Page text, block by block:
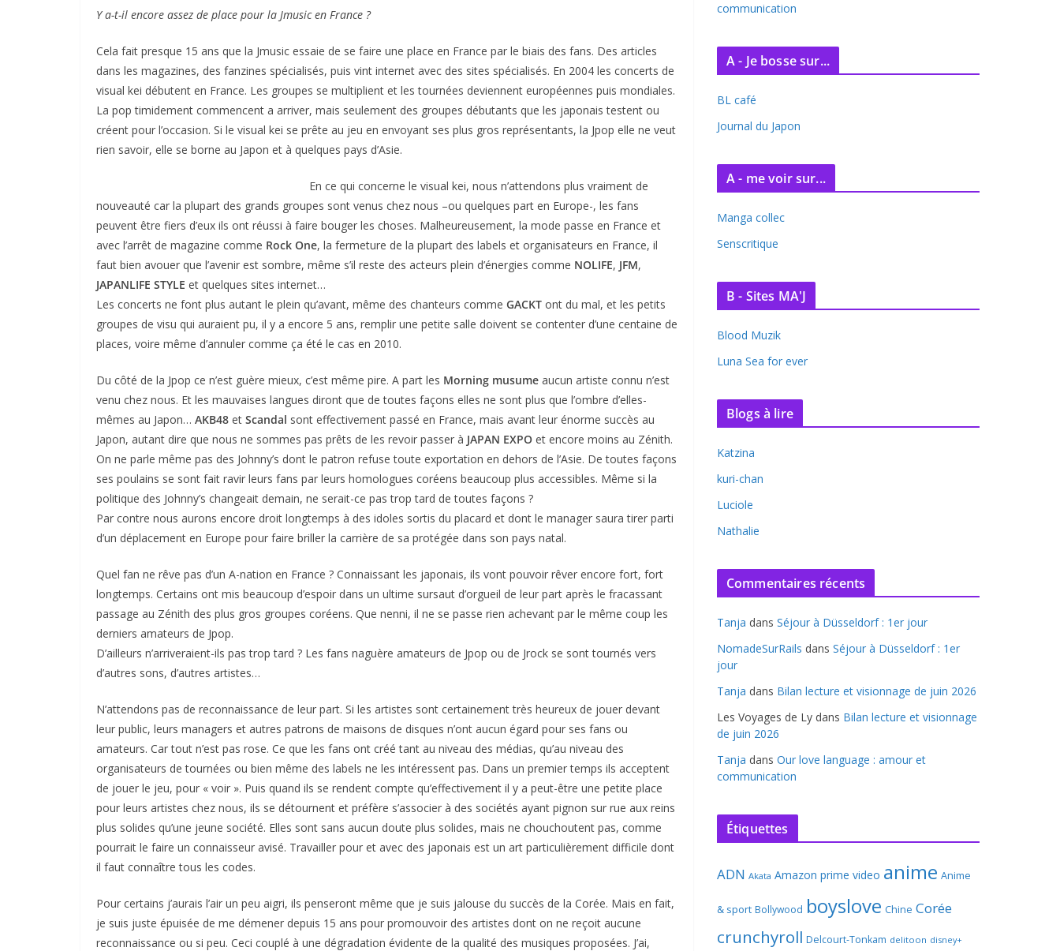
Y a-t-il encore assez de place pour la Jmusic en France ?
Cela fait presque 15 ans que la Jmusic essaie de se faire une place en France par le biais des fans. Des articles
dans les magazines, des fanzines spécialisés, puis vint internet avec des sites spécialisés. En 2004 les concerts de
visual kei débutent en France. Les groupes se multiplient et les tournées deviennent européennes puis mondiales.
La pop timidement commencent a arriver, mais seulement des groupes débutants que les japonais testent ou
créent pour l’occasion. Si le visual kei se prête au jeu en envoyant ses plus gros représentants, la Jpop elle ne veut
rien savoir, elle se borne au Japon et à quelques pays d’Asie.
En ce qui concerne le visual kei, nous n’attendons plus vraiment de
nouveauté car la plupart des grands groupes sont venus chez nous –ou quelques part en Europe-, les fans
peuvent être fiers d’eux ils ont réussi à faire bouger les choses. Malheureusement, la mode passe en France et
avec l’arrêt de magazine comme Rock One, la fermeture de la plupart des labels et organisateurs en France, il
faut bien avouer que l’avenir est sombre, même s’il reste des acteurs plein d’énergies comme NOLIFE, JFM,
JAPANLIFE STYLE et quelques sites internet…
Les concerts ne font plus autant le plein qu’avant, même des chanteurs comme GACKT ont du mal, et les petits
groupes de visu qui auraient pu, il y a encore 5 ans, remplir une petite salle doivent se contenter d’une centaine de
places, voire même d’annuler comme ça été le cas en 2010.
Du côté de la Jpop ce n’est guère mieux, c’est même pire. A part les Morning musume aucun artiste connu n’est
venu chez nous. Et les mauvaises langues diront que de toutes façons elles ne sont plus que l’ombre d’elles-
mêmes au Japon… AKB48 et Scandal sont effectivement passé en France, mais avant leur énorme succès au
Japon, autant dire que nous ne sommes pas prêts de les revoir passer à JAPAN EXPO et encore moins au Zénith.
On ne parle même pas des Johnny’s dont le patron refuse toute exportation en dehors de l’Asie. De toutes façons
ses poulains se sont fait ravir leurs fans par leurs homologues coréens beaucoup plus accessibles. Même si la
politique des Johnny’s changeait demain, ne serait-ce pas trop tard de toutes façons ?
Par contre nous aurons encore droit longtemps à des idoles sortis du placard et dont le manager saura tirer parti
d’un déplacement en Europe pour faire briller la carrière de sa protégée dans son pays natal.
Quel fan ne rêve pas d’un A-nation en France ? Connaissant les japonais, ils vont pouvoir rêver encore fort, fort
longtemps. Certains ont mis beaucoup d’espoir dans un ultime sursaut d’orgueil de leur part après le fracassant
passage au Zénith des plus gros groupes coréens. Que nenni, il ne se passe rien achevant par le même coup les
derniers amateurs de Jpop.
D’ailleurs n’arriveraient-ils pas trop tard ? Les fans naguère amateurs de Jpop ou de Jrock se sont tournés vers
d’autres sons, d’autres artistes…
N’attendons pas de reconnaissance de leur part. Si les artistes sont certainement très heureux de jouer devant
leur public, leurs managers et autres patrons de maisons de disques n’ont aucun égard pour ses fans ou
amateurs. Car tout n’est pas rose. Ce que les fans ont créé tant au niveau des médias, qu’au niveau des
organisateurs de tournées ou bien même des labels ne les intéressent pas. Dans un premier temps ils acceptent
de jouer le jeu, pour « voir ». Puis quand ils se rendent compte qu’effectivement il y a peut-être une petite place
pour leurs artistes chez nous, ils se détournent et préfère s’associer à des sociétés ayant pignon sur rue aux reins
plus solides qu’une jeune société. Elles sont sans aucun doute plus solides, mais ne chouchoutent pas, comme
pourrait le faire un connaisseur avisé. Travailler pour et avec des japonais est un art particulièrement difficile dont
il faut connaître tous les codes.
Pour certains j’aurais l’air un peu aigri, ils penseront même que je suis jalouse du succès de la Corée. Mais en fait,
je suis juste épuisée de me démener depuis 15 ans pour promouvoir des artistes dont on ne reçoit aucune
reconnaissance ou si peu. Ceci couplé à une dégradation évidente de la qualité des musiques proposées. J’ai,
communication
A - Je bosse sur...
BL café
Journal du Japon
A - me voir sur...
Manga collec
Senscritique
B - Sites MA'J
Blood Muzik
Luna Sea for ever
Blogs à lire
Katzina
kuri-chan
Luciole
Nathalie
Commentaires récents
Tanja dans Séjour à Düsseldorf : 1er jour
NomadeSurRails dans Séjour à Düsseldorf : 1er
jour
Tanja dans Bilan lecture et visionnage de juin 2026
Les Voyages de Ly dans Bilan lecture et visionnage
de juin 2026
Tanja dans Our love language : amour et
communication
Étiquettes
ADN Akata Amazon prime video anime Anime
& sport Bollywood boyslove Chine Corée
crunchyroll Delcourt-Tonkam delitoon disney+